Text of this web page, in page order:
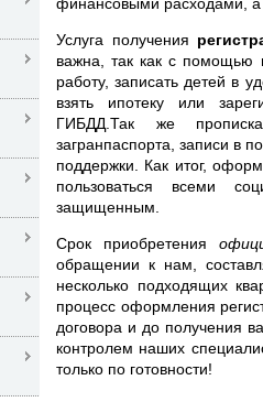
Услуга получения
важна, так как с помощью
работу, записать детей в
взять ипотеку или
ГИБДД.Так же
загранпаспорта, записи в
поддержки. Как итог,
пользоваться всеми
защищенным.
Срок приобретения
обращении к нам,
несколько подходящих
процесс оформления
договора и до получения
контролем наших
только по готовности!